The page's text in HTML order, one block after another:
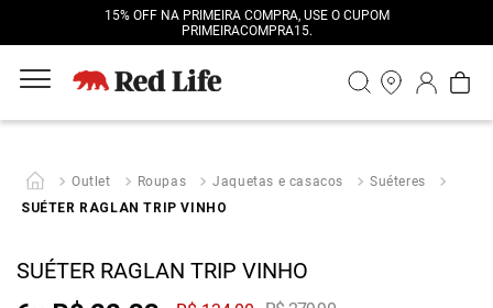
15% OFF NA PRIMEIRA COMPRA, USE O CUPOM
PRIMEIRACOMPRA15.
Outlet Roupas Jaquetas e casacos
Suéteres
SUÉTER RAGLAN TRIP VINHO
SUÉTER RAGLAN TRIP VINHO